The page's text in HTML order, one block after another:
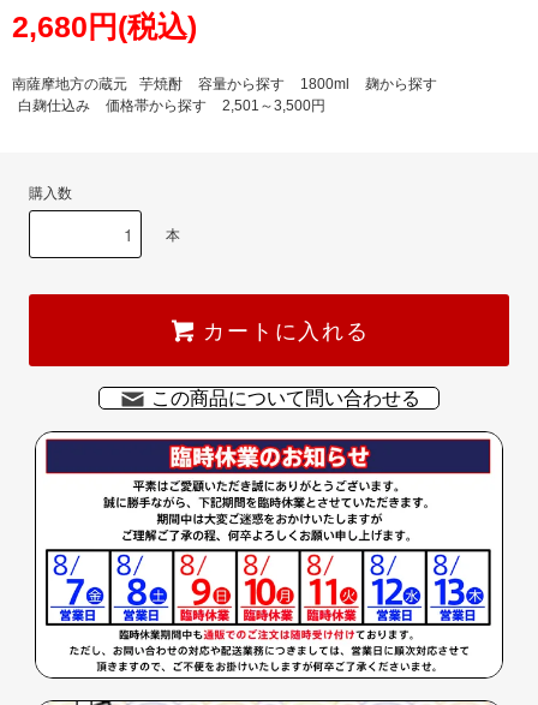
2,680円(税込)
南薩摩地方の蔵元 芋焼酎 容量から探す 1800ml
麹から探す
白麹仕込み
価格帯から探す 2,501～3,500円
購入数
本
カートに入れる
この商品について問い合わせる